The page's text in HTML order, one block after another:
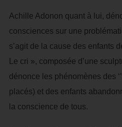
Achille Adonon quant à lui,
consciences sur une
s’agit de la cause des enfants
Le cri », composée d’une
dénonce les phénomènes des
placés) et des enfants
la conscience de tous.